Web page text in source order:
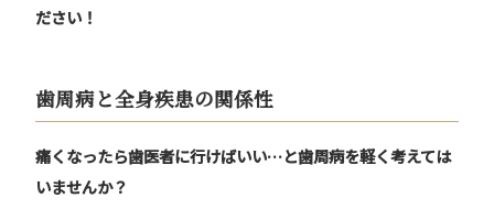
ださい！
歯周病と全身疾患の関係性
痛くなったら歯医者に行けばいい…と歯周病を軽く考えては
いませんか？